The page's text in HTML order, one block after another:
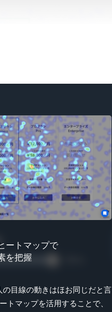
ートマップで
を把握
目線の動きはほお同じだと言
トマップを活用することで、